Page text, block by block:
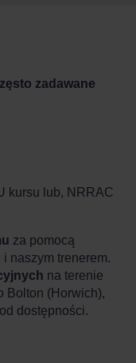
zadawane
kursu lub, NRRAC
za pomocą
naszym trenerem.
na terenie
Bolton (Horwich),
dostępności.